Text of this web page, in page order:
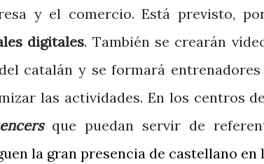
y el comercio. Está previsto,
digitales. También se crearán
catalán y se formará
las actividades. En los centros
que puedan servir de
la gran presencia de castellano en